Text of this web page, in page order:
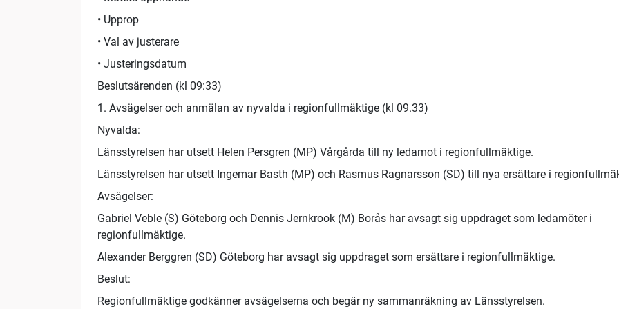
• Upprop
• Val av justerare
• Justeringsdatum
Beslutsärenden (kl 09:33)
1. Avsägelser och anmälan av nyvalda i regionfullmäktige (kl 09.33)
Nyvalda:
Länsstyrelsen har utsett Helen Persgren (MP) Vårgårda till ny ledamot i regionfullmäktige.
Länsstyrelsen har utsett Ingemar Basth (MP) och Rasmus Ragnarsson (SD) till nya ersättare i
Avsägelser:
Gabriel Veble (S) Göteborg och Dennis Jernkrook (M) Borås har avsagt sig uppdraget som ledamöter i
regionfullmäktige.
Alexander Berggren (SD) Göteborg har avsagt sig uppdraget som ersättare i regionfullmäktige.
Beslut:
Regionfullmäktige godkänner avsägelserna och begär ny sammanräkning av Länsstyrelsen.